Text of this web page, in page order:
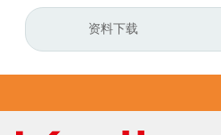
资料下载